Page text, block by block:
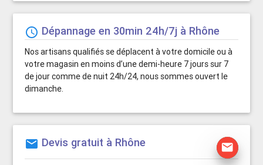
schedule Dépannage en 30min 24h/7j à Rhône
Nos artisans qualifiés se déplacent à votre domicile ou à
votre magasin en moins d’une demi-heure 7 jours sur 7
de jour comme de nuit 24h/24, nous sommes ouvert le
dimanche.
mail Devis gratuit à Rhône mail